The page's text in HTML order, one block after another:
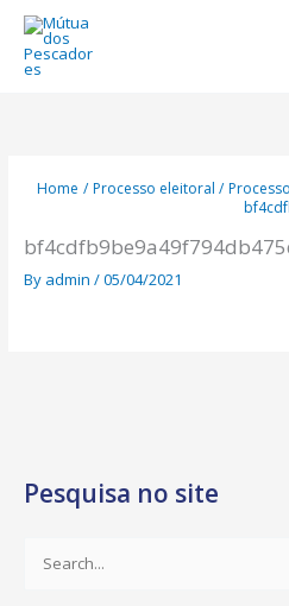
content
Home Processo eleitoral
By admin/05/04/2021
Pesquisa no site